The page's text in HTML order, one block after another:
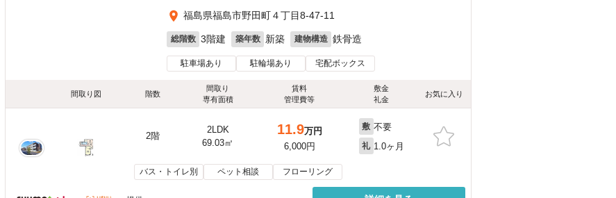
福島県福島市野田町４丁目8-47-11
総階数 3階建 築年数 新築 建物構造 鉄骨造
駐車場あり 駐輪場あり 宅配ボックス
間取り図 階数
間取り
専有面積
賃料
管理費等
敷金
礼金
お気に入り
2階
2LDK
69.03㎡
11.9万円
6,000円
敷 不要
礼 1.0ヶ月
バス・トイレ別 ペット相談 フローリング